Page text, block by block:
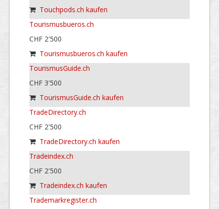
Touchpods.ch kaufen
Tourismusbueros.ch
CHF 2'500
Tourismusbueros.ch kaufen
TourismusGuide.ch
CHF 3'500
TourismusGuide.ch kaufen
TradeDirectory.ch
CHF 2'500
TradeDirectory.ch kaufen
Tradeindex.ch
CHF 2'500
Tradeindex.ch kaufen
Trademarkregister.ch